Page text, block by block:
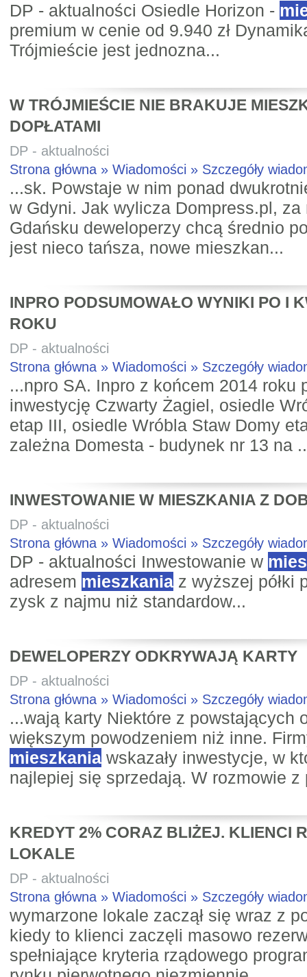
DP - aktualności Osiedle Horizon -
premium w cenie od 9.940 zł
Trójmieście jest jednozna...
W TRÓJMIEŚCIE NIE BRAKUJE
DOPŁATAMI
DP - aktualności
Strona główna » Wiadomości » Szczegóły
...sk. Powstaje w nim ponad
w Gdyni. Jak wylicza Dompress.pl,
Gdańsku deweloperzy chcą średnio
jest nieco tańsza, nowe mieszkan...
INPRO PODSUMOWAŁO WYNIKI PO I
ROKU
DP - aktualności
Strona główna » Wiadomości » Szczegóły
...npro SA. Inpro z końcem 2014 roku
inwestycję Czwarty Żagiel, osiedle
etap III, osiedle Wróbla Staw Domy
zależna Domesta - budynek nr 13 na
INWESTOWANIE W MIESZKANIA Z
DP - aktualności
Strona główna » Wiadomości » Szczegóły
DP - aktualności Inwestowanie w
adresem mieszkania z wyższej półki
zysk z najmu niż standardow...
DEWELOPERZY ODKRYWAJĄ KARTY
DP - aktualności
Strona główna » Wiadomości » Szczegóły
...wają karty Niektóre z powstających
większym powodzeniem niż inne.
mieszkania wskazały inwestycje, w
najlepiej się sprzedają. W rozmowie z
KREDYT 2% CORAZ BLIŻEJ. KLIENCI
LOKALE
DP - aktualności
Strona główna » Wiadomości » Szczegóły
wymarzone lokale zaczął się wraz z
kiedy to klienci zaczęli masowo
spełniające kryteria rządowego